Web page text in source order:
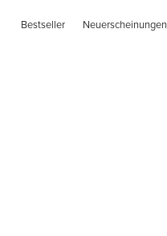
Bestseller Neuerscheinungen